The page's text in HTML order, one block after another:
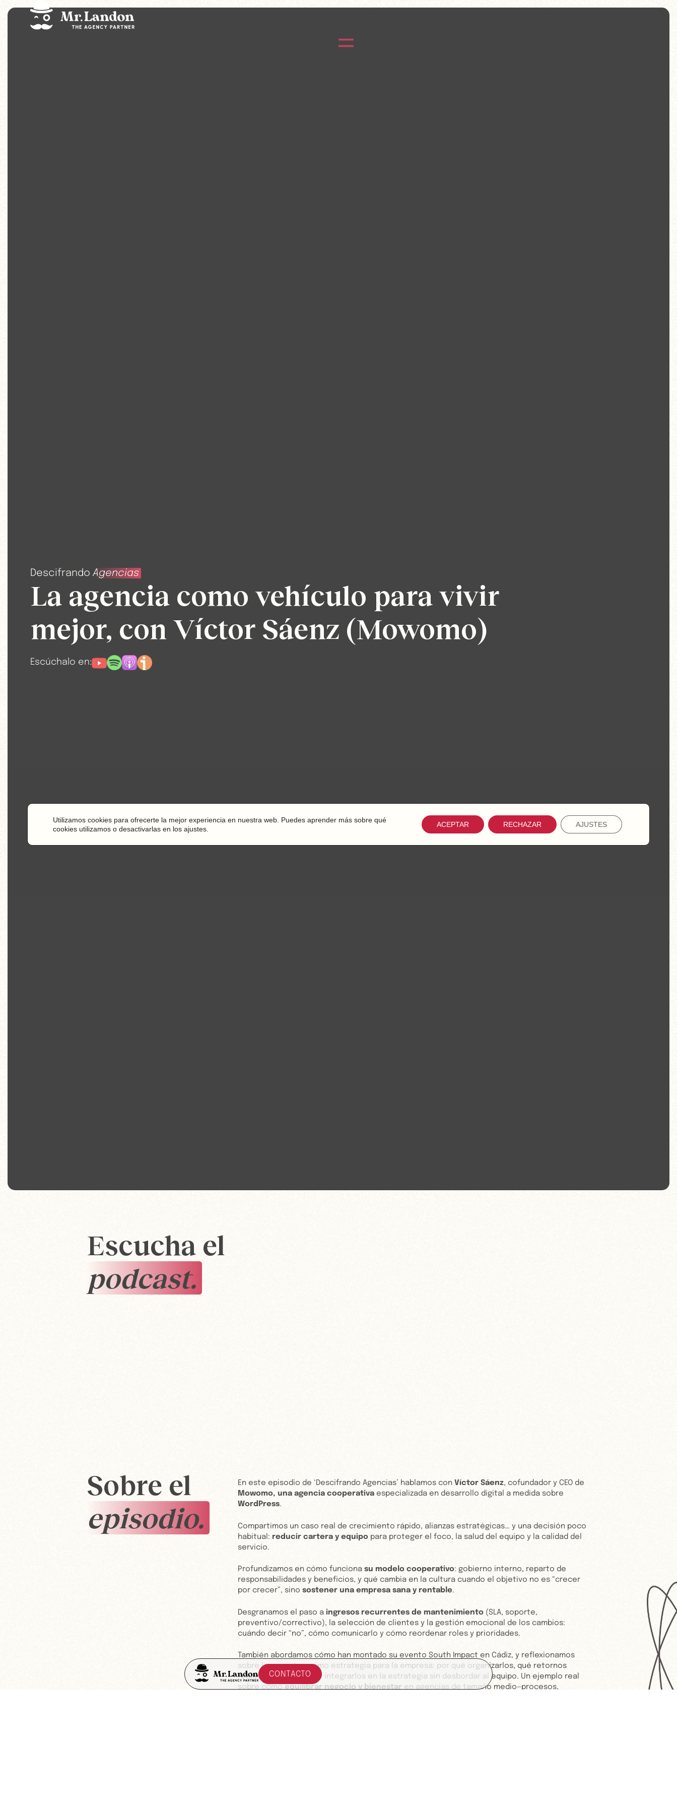
Descifrando Agencias
La agencia como vehículo para vivir
mejor, con Víctor Sáenz (Mowomo)
Escúchalo en:
Escucha el
podcast.
Sobre el
episodio.
En este episodio de ‘Descifrando Agencias’ hablamos con Víctor Sáenz, cofundador y CEO de
Mowomo, una agencia cooperativa especializada en desarrollo digital a medida sobre
WordPress.
Compartimos un caso real de crecimiento rápido, alianzas estratégicas… y una decisión poco
habitual: reducir cartera y equipo para proteger el foco, la salud del equipo y la calidad del
servicio.
Profundizamos en cómo funciona su modelo cooperativo: gobierno interno, reparto de
responsabilidades y beneficios, y qué cambia en la cultura cuando el objetivo no es “crecer
por crecer”, sino sostener una empresa sana y rentable.
Desgranamos el paso a ingresos recurrentes de mantenimiento (SLA, soporte,
preventivo/correctivo), la selección de clientes y la gestión emocional de los cambios:
cuándo decir “no”, cómo comunicarlo y cómo reordenar roles y prioridades.
También abordamos cómo han montado su evento South Impact en Cádiz, y reflexionamos
sobre los eventos como estrategia para la empresa: por qué organizarlos, qué retornos
reales aportan y cómo integrarlos en la estrategia sin desbordar al equipo. Un ejemplo real
sobre como equilibrar negocio y bienestar en agencias de tamaño medio—procesos,
Utilizamos cookies para ofrecerte la mejor experiencia en nuestra web. Puedes aprender más sobre qué
cookies utilizamos o desactivarlas en los ajustes.
ACEPTAR RECHAZAR AJUSTES
CONTACTO